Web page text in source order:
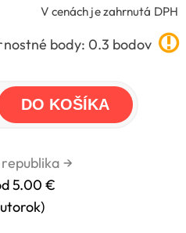
V cenách je zahrnutá DPH
body: 0.3 bodov
DO KOŠÍKA
→
5.00 €